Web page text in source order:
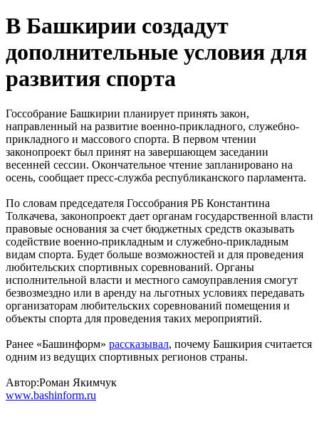
В Башкирии создадут
дополнительные условия для
развития спорта
Госсобрание Башкирии планирует принять закон,
направленный на развитие военно-прикладного, служебно-
прикладного и массового спорта. В первом чтении
законопроект был принят на завершающем заседании
весенней сессии. Окончательное чтение запланировано на
осень, сообщает пресс-служба республиканского парламента.
По словам председателя Госсобрания РБ Константина
Толкачева, законопроект дает органам государственной власти
правовые основания за счет бюджетных средств оказывать
содействие военно-прикладным и служебно-прикладным
видам спорта. Будет больше возможностей и для проведения
любительских спортивных соревнований. Органы
исполнительной власти и местного самоуправления смогут
безвозмездно или в аренду на льготных условиях передавать
организаторам любительских соревнований помещения и
объекты спорта для проведения таких мероприятий.
Ранее «Башинформ» рассказывал, почему Башкирия считается
одним из ведущих спортивных регионов страны.
Автор:Роман Якимчук
www.bashinform.ru